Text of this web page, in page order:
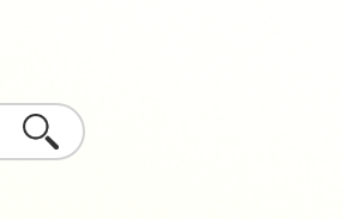
さがす